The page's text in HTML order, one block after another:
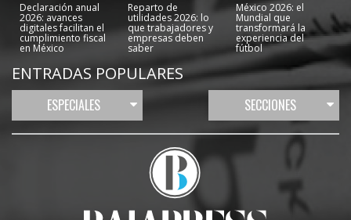
Declaración anual
2026: avances
digitales facilitan el
cumplimiento fiscal
en México
Reparto de
utilidades 2026: lo
que trabajadores y
empresas deben
saber
México 2026: el
Mundial que
transformará la
experiencia del
fútbol
ENTRADAS POPULARES
ESPECIALES SECCIONES